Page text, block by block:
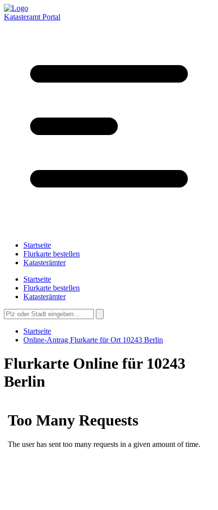
Katasteramt Portal
Startseite
Flurkarte bestellen
Katasterämter
Startseite
Flurkarte bestellen
Katasterämter
Startseite
Online-Antrag Flurkarte für Ort 10243 Berlin
Flurkarte Online für 10243
Berlin